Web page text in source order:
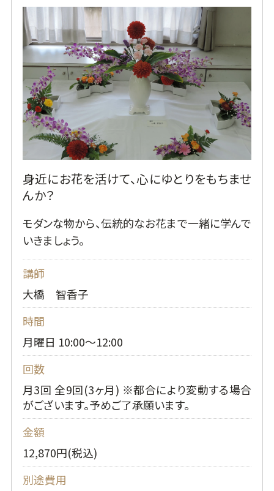
身近にお花を活けて、心にゆとりをもちませ
んか？
モダンな物から、伝統的なお花まで一緒に学んで
いきましょう。
講師
大橋 智香子
時間
月曜日 10:00～12:00
回数
月3回 全9回(3ヶ月) ※都合により変動する場合
がございます。予めご了承願います。
金額
12,870円(税込)
別途費用